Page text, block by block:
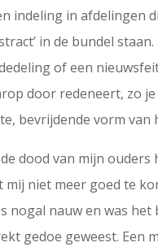
indeling in afdelingen
in de bundel
of een
door redeneert, zo
bevrijdende vorm van
dood van mijn
mij niet meer goed te
nogal nauw en was
gedoe geweest. Een